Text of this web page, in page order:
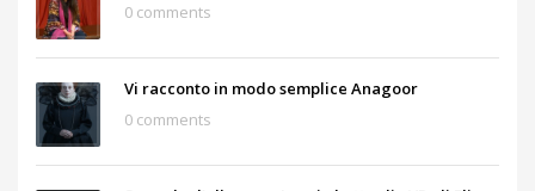
0 comments
Vi racconto in modo semplice Anagoor
0 comments